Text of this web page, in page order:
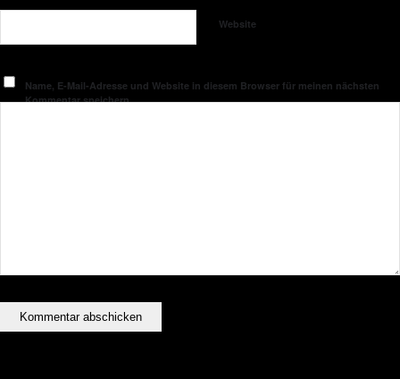
Website
Name, E-Mail-Adresse und Website in diesem Browser für meinen nächsten
Kommentar speichern.